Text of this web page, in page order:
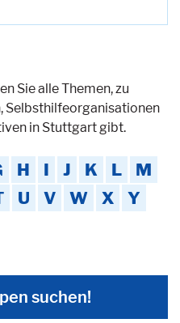
Sie alle Themen, zu
Selbsthilfeorganisationen
in Stuttgart gibt.
H I J K L
M
U V W X
Y
suchen!